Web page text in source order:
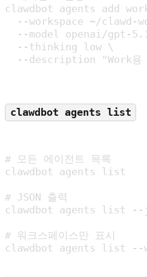
clawdbot agents add
--workspace ~/clawd-
--model openai/gpt-
  --thinking low \
--description "Work용
clawdbot agents list
# 모든 에이전트 목록
clawdbot agents list
# JSON 출력
clawdbot agents list --
# 워크스페이스만 표시
clawdbot agents list --